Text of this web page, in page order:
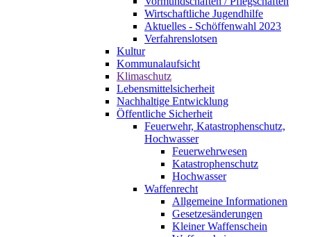
Wirtschaftliche Jugendhilfe
Aktuelles - Schöffenwahl 2023
Verfahrenslotsen
Kultur
Kommunalaufsicht
Klimaschutz
Lebensmittelsicherheit
Nachhaltige Entwicklung
Öffentliche Sicherheit
Feuerwehr, Katastrophenschutz,
Hochwasser
Feuerwehrwesen
Katastrophenschutz
Hochwasser
Waffenrecht
Allgemeine Informationen
Gesetzesänderungen
Kleiner Waffenschein